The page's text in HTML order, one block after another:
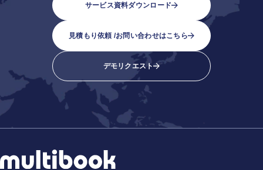
サービス資料ダウンロード
見積もり依頼 /お問い合わせはこちら
デモリクエスト